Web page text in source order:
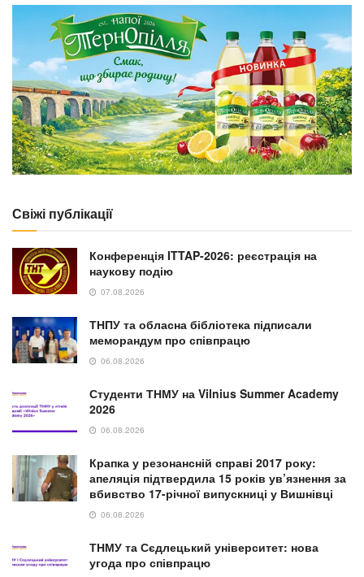
Свіжі публікації
Конференція ITTAP-2026: реєстрація на
наукову подію
07.08.2026
ТНПУ та обласна бібліотека підписали
меморандум про співпрацю
06.08.2026
Студенти ТНМУ на Vilnius Summer Academy
2026
06.08.2026
Крапка у резонансній справі 2017 року:
апеляція підтвердила 15 років ув’язнення за
вбивство 17-річної випускниці у Вишнівці
06.08.2026
ТНМУ та Сєдлецький університет: нова
угода про співпрацю